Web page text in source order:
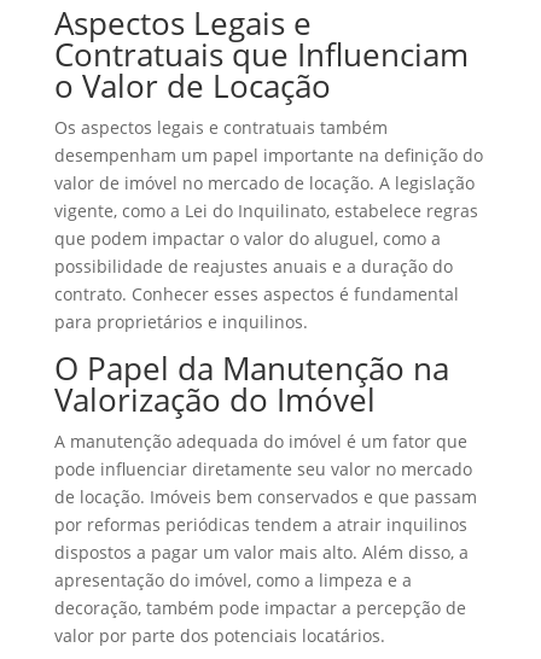
Aspectos Legais e
Contratuais que Influenciam
o Valor de Locação
Os aspectos legais e contratuais também
desempenham um papel importante na definição do
valor de imóvel no mercado de locação. A legislação
vigente, como a Lei do Inquilinato, estabelece regras
que podem impactar o valor do aluguel, como a
possibilidade de reajustes anuais e a duração do
contrato. Conhecer esses aspectos é fundamental
para proprietários e inquilinos.
O Papel da Manutenção na
Valorização do Imóvel
A manutenção adequada do imóvel é um fator que
pode influenciar diretamente seu valor no mercado
de locação. Imóveis bem conservados e que passam
por reformas periódicas tendem a atrair inquilinos
dispostos a pagar um valor mais alto. Além disso, a
apresentação do imóvel, como a limpeza e a
decoração, também pode impactar a percepção de
valor por parte dos potenciais locatários.